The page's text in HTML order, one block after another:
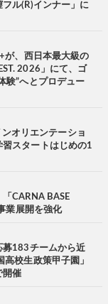
ル(R)インナー」に
が、西日本最大級の
2026」にて、ゴ
験”へとプロデュー
オリエンテーショ
スタートはじめの1
CARNA BASE
業展開を強化
募183チームから近
校生政策甲子園」
開催